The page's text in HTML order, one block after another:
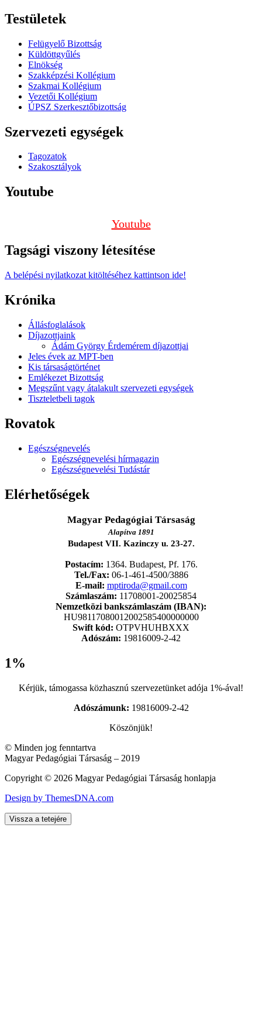
Testületek
Felügyelő Bizottság
Küldöttgyűlés
Elnökség
Szakképzési Kollégium
Szakmai Kollégium
Vezetői Kollégium
ÚPSZ Szerkesztőbizottság
Szervezeti egységek
Tagozatok
Szakosztályok
Youtube
Youtube
Tagsági viszony létesítése
A belépési nyilatkozat kitöltéséhez kattintson ide!
Krónika
Állásfoglalások
Díjazottjaink
Ádám György Érdemérem díjazottjai
Jeles évek az MPT-ben
Kis társaságtörténet
Emlékezet Bizottság
Megszűnt vagy átalakult szervezeti egységek
Tiszteletbeli tagok
Rovatok
Egészségnevelés
Egészségnevelési hírmagazin
Egészségnevelési Tudástár
Elérhetőségek
Magyar Pedagógiai Társaság
Alapítva 1891
Budapest VII. Kazinczy u. 23-27.
Postacím: 1364. Budapest, Pf. 176.
Tel./Fax: 06-1-461-4500/3886
E-mail: mptiroda@gmail.com
Számlaszám: 11708001-20025854
Nemzetközi bankszámlaszám (IBAN):
HU98117080012002585400000000
Swift kód: OTPVHUHBXXX
Adószám: 19816009-2-42
1%
Kérjük, támogassa közhasznú szervezetünket adója 1%-ával!
Adószámunk: 19816009-2-42
Köszönjük!
© Minden jog fenntartva
Magyar Pedagógiai Társaság – 2019
Copyright © 2026 Magyar Pedagógiai Társaság honlapja
Design by ThemesDNA.com
Vissza a tetejére